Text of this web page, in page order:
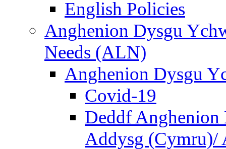
English Policies
Anghenion Dysgu
Needs (ALN)
Anghenion Dysgu
Covid-19
Deddf
Addysg (Cymru)/